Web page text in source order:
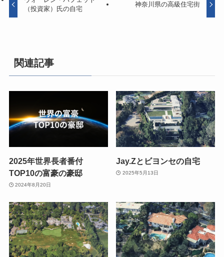
（投資家）氏の自宅
神奈川県の高級住宅街
関連記事
2025年世界長者番付
TOP10の富豪の豪邸
2024年8月20日
Jay.Zとビヨンセの自宅
2025年5月13日